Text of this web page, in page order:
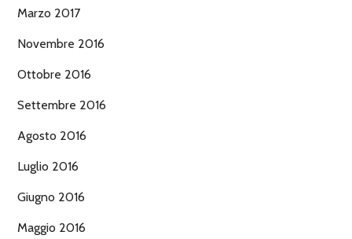
Marzo 2017
Novembre 2016
Ottobre 2016
Settembre 2016
Agosto 2016
Luglio 2016
Giugno 2016
Maggio 2016